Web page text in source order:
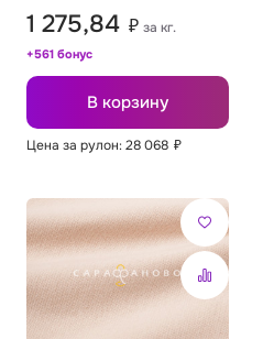
1 275,84 ₽ за кг.
+561 бонус
В корзину
Цена за рулон: 28 068 ₽